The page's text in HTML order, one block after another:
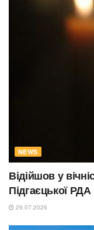
NEWS
Відійшов у
Підгаєцької
29.07.2026